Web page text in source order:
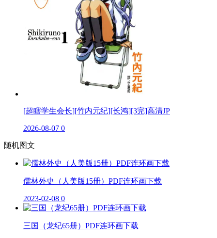
[超瞎学生会长][竹内元纪][长鸿][3完]高清JP
2026-08-07 0
随机图文
儒林外史（人美版15册）PDF连环画下载
2023-02-08 0
三国（龙纪65册）PDF连环画下载